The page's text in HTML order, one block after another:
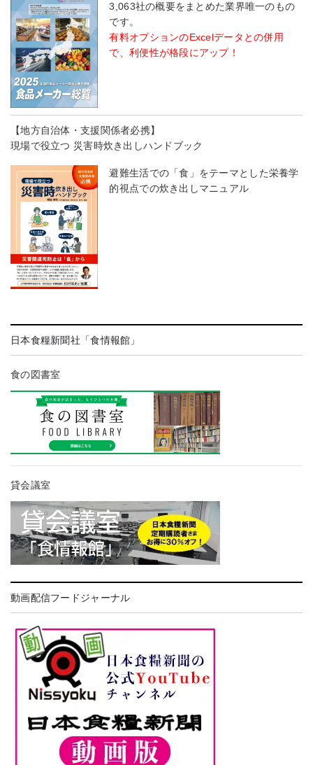
3,063社の概要をまとめた業界唯一のもの
です。
有料オプションのExcelデータとの併用
で、利便性が格段にアップ！
【地方自治体・支援関係者必携】
現場で役立つ 災害時炊き出しハンドブック
避難生活での「食」をテーマとした栄養学
的視点での炊き出しマニュアル
日本食糧新聞社「食情報館」
食の図書室
貸会議室
動画配信フードジャーナル